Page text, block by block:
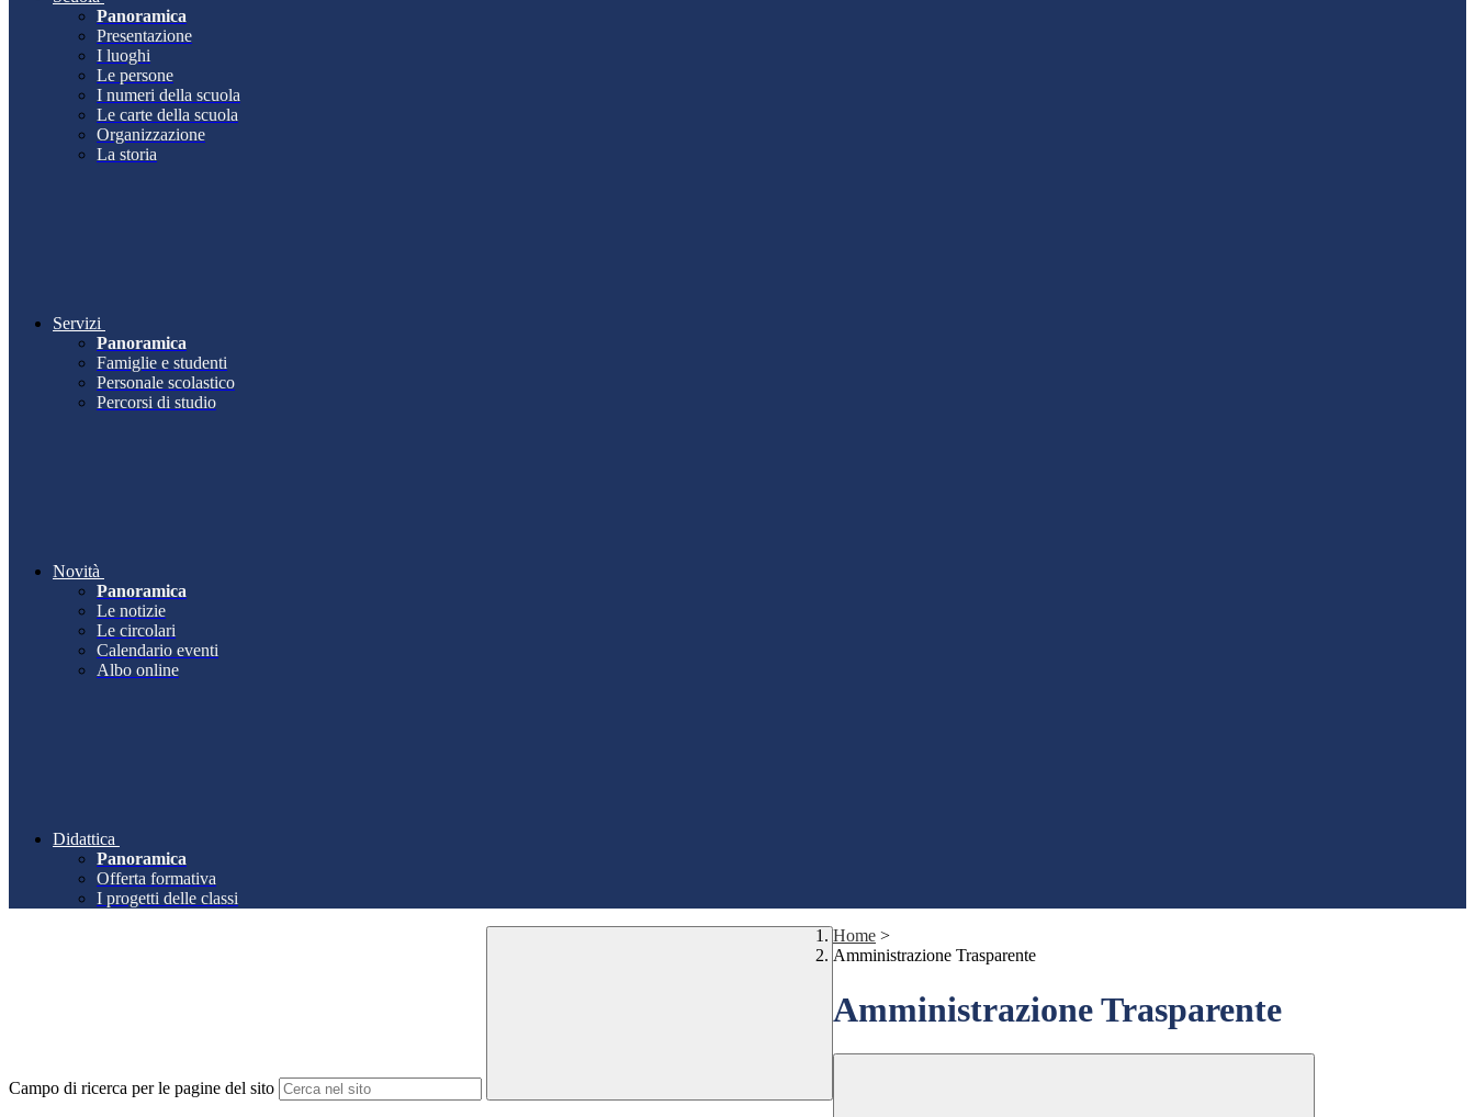
Panoramica
Presentazione
I luoghi
Le persone
I numeri della scuola
Le carte della scuola
Organizzazione
La storia
Servizi
Panoramica
Famiglie e studenti
Personale scolastico
Percorsi di studio
Novità
Panoramica
Le notizie
Le circolari
Calendario eventi
Albo online
Didattica
Panoramica
Offerta formativa
I progetti delle classi
Campo di ricerca per le pagine del sito
Home >
Amministrazione Trasparente
Amministrazione Trasparente